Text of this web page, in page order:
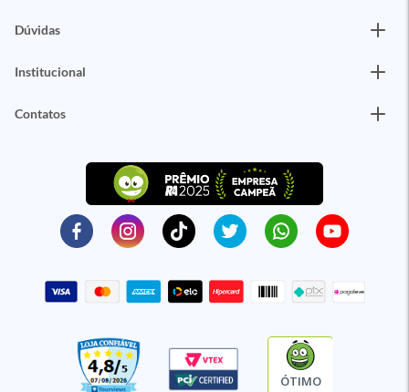
Dúvidas
Institucional
Contatos
ÓTIMO